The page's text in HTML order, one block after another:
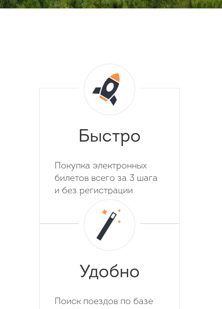
Быстро
Покупка электронных
билетов всего за 3 шага
и без регистрации
Удобно
Поиск поездов по базе